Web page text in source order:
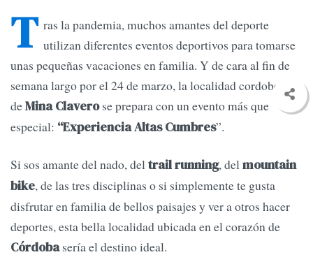
T ras la pandemia, muchos amantes del deporte
utilizan diferentes eventos deportivos para tomarse
unas pequeñas vacaciones en familia. Y de cara al fin de
semana largo por el 24 de marzo, la localidad cordobesa
deMina Claverose prepara con un evento más que
especial: “Experiencia Altas Cumbres”.
Si sos amante del nado, deltrail running, delmountain
bike, de las tres disciplinas o si simplemente te gusta
disfrutar en familia de bellos paisajes y ver a otros hacer
deportes, esta bella localidad ubicada en el corazón de
Córdobasería el destino ideal.